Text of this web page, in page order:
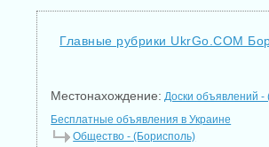
Главные рубрики UkrGo.COM
Местонахождение: Доски объявлений -
Бесплатные объявления в Украине
Общество - (Борисполь)